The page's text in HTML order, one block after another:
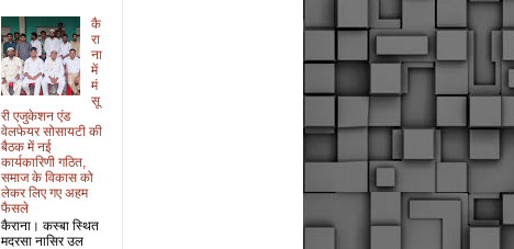
कै
रा
ना
में
मं
सू
री एजुकेशन एंड
वेलफेयर सोसायटी की
बैठक में नई
कार्यकारिणी गठित,
समाज के विकास को
लेकर लिए गए अहम
फैसले
कैराना। कस्बा स्थित
मदरसा नासिर उल